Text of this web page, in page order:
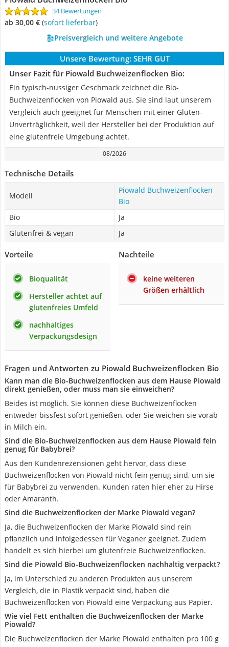
34 Bewertungen
ab 30,00 € ( Sofort lieferbar)
Preisvergleich und weitere Angebote
Unsere Bewertung: SEHR GUT
Unser Fazit für Piowald Buchweizenflocken Bio:
Ein typisch-nussiger Geschmack zeichnet die Bio-
Buchweizenflocken von Piowald aus. Sie sind laut unserem
Vergleich auch geeignet für Menschen mit einer Gluten-
Unverträglichkeit, weil der Hersteller bei der Produktion auf
eine glutenfreie Umgebung achtet.
08/2026
Technische Details
Modell
Piowald Buchweizenflocken
Bio
Bio
Ja
Glutenfrei & vegan
Ja
Vorteile
Bioqualität
Hersteller achtet auf
glutenfreies Umfeld
nachhaltiges
Verpackungsdesign
Nachteile
keine weiteren
Größen erhältlich
Fragen und Antworten zu Piowald Buchweizenflocken Bio
Kann man die Bio-Buchweizenflocken aus dem Hause Piowald
direkt genießen, oder muss man sie einweichen?
Beides ist möglich. Sie können diese Buchweizenflocken
entweder bissfest sofort genießen, oder Sie weichen sie vorab
in Milch ein.
Sind die Bio-Buchweizenflocken aus dem Hause Piowald fein
genug für Babybrei?
Aus den Kundenrezensionen geht hervor, dass diese
Buchweizenflocken von Piowald nicht fein genug sind, um sie
für Babybrei zu verwenden. Kunden raten hier eher zu Hirse
oder Amaranth.
Sind die Buchweizenflocken der Marke Piowald vegan?
Ja, die Buchweizenflocken der Marke Piowald sind rein
pflanzlich und infolgedessen für Veganer geeignet. Zudem
handelt es sich hierbei um glutenfreie Buchweizenflocken.
Sind die Piowald Bio-Buchweizenflocken nachhaltig verpackt?
Ja, im Unterschied zu anderen Produkten aus unserem
Vergleich, die in Plastik verpackt sind, haben die
Buchweizenflocken von Piowald eine Verpackung aus Papier.
Wie viel Fett enthalten die Buchweizenflocken der Marke
Piowald?
Die Buchweizenflocken der Marke Piowald enthalten pro 100 g